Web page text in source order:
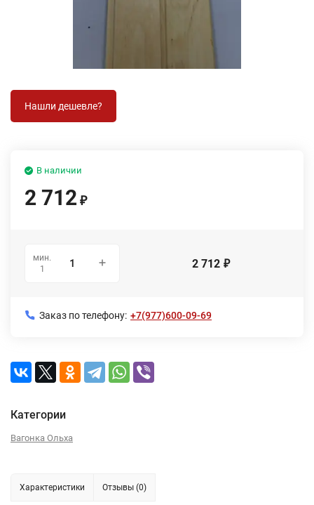
В наличии
2 712 ₽
мин.
1
2 712 ₽
Заказ по телефону: +7(977)600-09-69
Категории
Вагонка Ольха
Характеристики Отзывы (0)